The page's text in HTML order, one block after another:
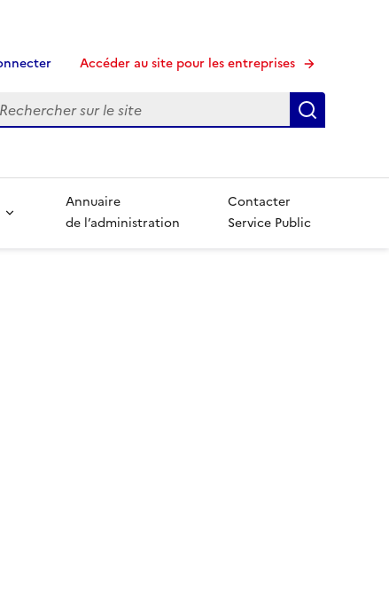
Accéder au site pour les entreprises
Annuaire
de l’administration
Contacter
Service Public